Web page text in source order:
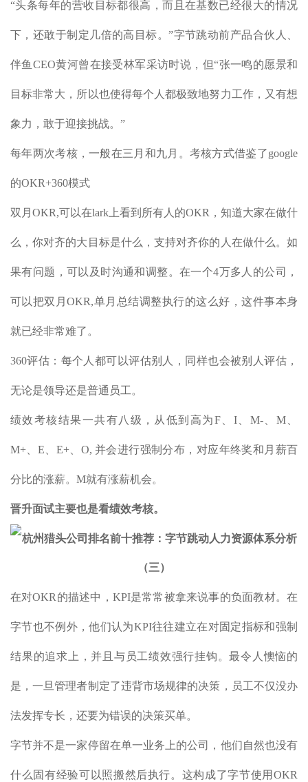
“头条每年的营收目标都很高，而且在基数已经很大的情况
下，还敢于制定几倍的高目标。”字节跳动前产品合伙人、
伴鱼CEO黄河曾在接受林军采访时说，但“张一鸣的愿景和
目标非常大，所以也使得每个人都极致地努力工作，又有想
象力，敢于迎接挑战。”
每年两次考核，一般在三月和九月。考核方式借鉴了google
的OKR+360模式
双月OKR,可以在lark上看到所有人的OKR，知道大家在做什
么，你对齐的大目标是什么，支持对齐你的人在做什么。如
果有问题，可以及时沟通和调整。在一个4万多人的公司，
可以把双月OKR,单月总结调整执行的这么好，这件事本身
就已经非常难了。
360评估：每个人都可以评估别人，同样也会被别人评估，
无论是领导还是普通员工。
绩效考核结果一共有八级，从低到高为F、I、M-、M、
M+、E、E+、O, 并会进行强制分布，对应年终奖和月薪百
分比的涨薪。M就有涨薪机会。
晋升面试主要也是看绩效考核。
在对OKR的描述中，KPI是常常被拿来说事的负面教材。在
字节也不例外，他们认为KPI往往建立在对固定指标和强制
结果的追求上，并且与员工绩效强行挂钩。最令人懊恼的
是，一旦管理者制定了违背市场规律的决策，员工不仅没办
法发挥专长，还要为错误的决策买单。
字节并不是一家停留在单一业务上的公司，他们自然也没有
什么固有经验可以照搬然后执行。这构成了字节使用OKR